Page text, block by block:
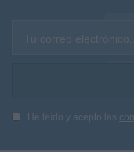
Tu correo electrónico...
He leído y acepto las